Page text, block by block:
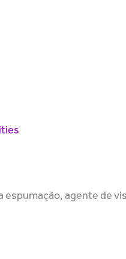
espumação, agente de